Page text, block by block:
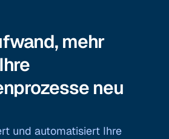
mehr
neu
und automatisiert Ihre